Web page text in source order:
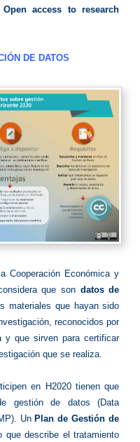
Open access to research
DE DATOS
Cooperación Económica y
que son datos de
materiales que hayan sido
reconocidos por
y que sirven para certificar
que se realiza.
en H2020 tienen que
gestión de datos (Data
UnPlan de Gestión de
describe el tratamiento